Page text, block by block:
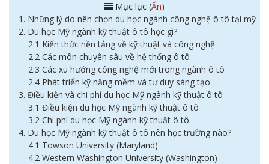
Mục lục (Ẩn)
1. Những lý do nên chọn du học ngành công nghệ ô tô tại mỹ
2. Du học Mỹ ngành kỹ thuật ô tô học gì?
2.1 Kiến thức nền tảng về kỹ thuật và công nghệ
2.2 Các môn chuyên sâu về hệ thống ô tô
2.3 Các xu hướng công nghệ mới trong ngành ô tô
2.4 Phát triển kỹ năng mềm và tư duy sáng tạo
3. Điều kiện và chi phí du học Mỹ ngành kỹ thuật ô tô
3.1 Điều kiện du học Mỹ ngành kỹ thuật ô tô
3.2 Chi phí du học Mỹ ngành kỹ thuật ô tô
4. Du học Mỹ ngành kỹ thuật ô tô nên học trường nào?
4.1 Towson University (Maryland)
4.2 Western Washington University (Washington)